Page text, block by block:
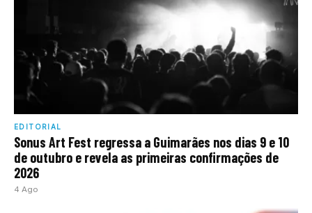
EDITORIAL
Sonus Art Fest regressa a Guimarães nos dias 9 e 10
de outubro e revela as primeiras confirmações de
2026
4 Ago